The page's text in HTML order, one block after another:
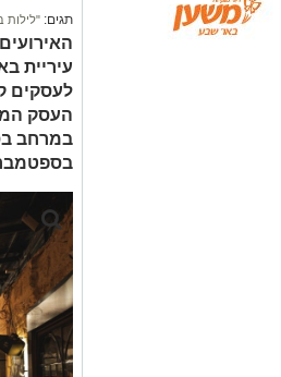
תגים: "לילות
עיריית
לעסקים
העסק